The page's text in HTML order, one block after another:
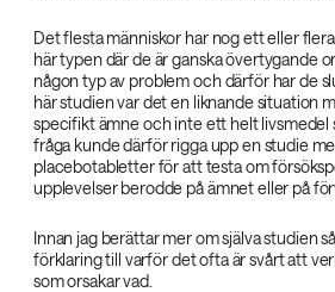
Det flesta människor har nog ett eller
här typen där de är ganska övertygande
någon typ av problem och därför har de
här studien var det en liknande situation
specifikt ämne och inte ett helt livsmedel
fråga kunde därför rigga upp en studie
placebotabletter för att testa om
upplevelser berodde på ämnet eller på
Innan jag berättar mer om själva studien
förklaring till varför det ofta är svårt att
som orsakar vad.